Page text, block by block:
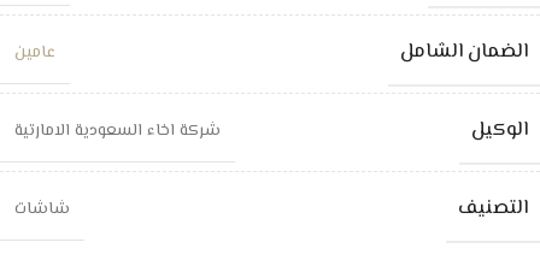
الضمان الشامل عامين
الوكيل شركة اخاء السعودية الامارتية
التصنيف شاشات